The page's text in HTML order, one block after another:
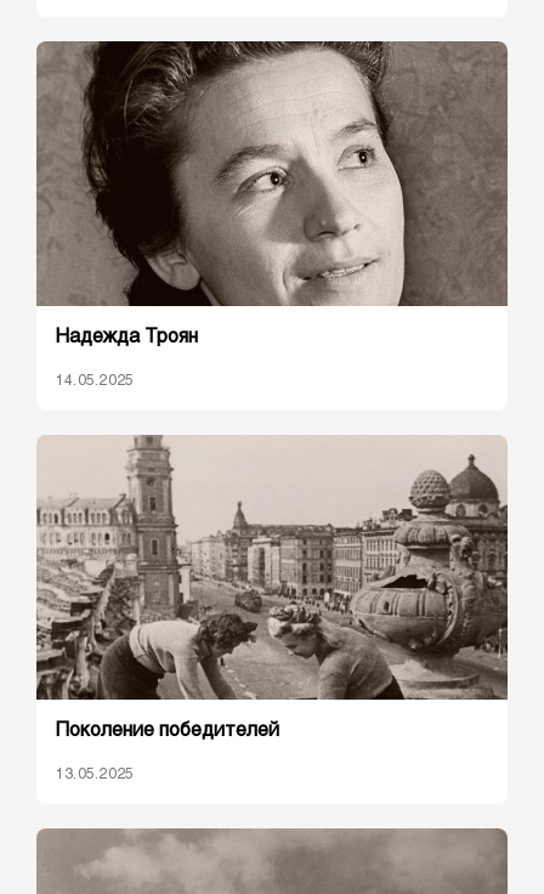
Надежда Троян
14.05.2025
Поколение победителей
13.05.2025